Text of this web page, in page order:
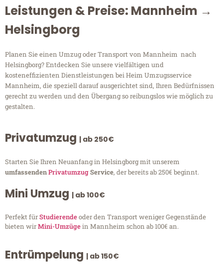
Leistungen & Preise: Mannheim →
Helsingborg
Planen Sie einen Umzug oder Transport von Mannheim nach
Helsingborg? Entdecken Sie unsere vielfältigen und
kosteneffizienten Dienstleistungen bei Heim Umzugsservice
Mannheim, die speziell darauf ausgerichtet sind, Ihren Bedürfnissen
gerecht zu werden und den Übergang so reibungslos wie möglich zu
gestalten.
Privatumzug | ab 250€
Starten Sie Ihren Neuanfang in Helsingborg mit unserem
umfassendenPrivatumzugService, der bereits ab 250€ beginnt.
Mini Umzug | ab 100€
Perfekt fürStudierendeoder den Transport weniger Gegenstände
bieten wirMini-Umzügein Mannheim schon ab 100€ an.
Entrümpelung | ab 150€